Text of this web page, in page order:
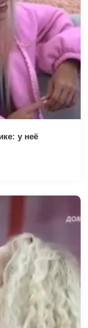
у неё